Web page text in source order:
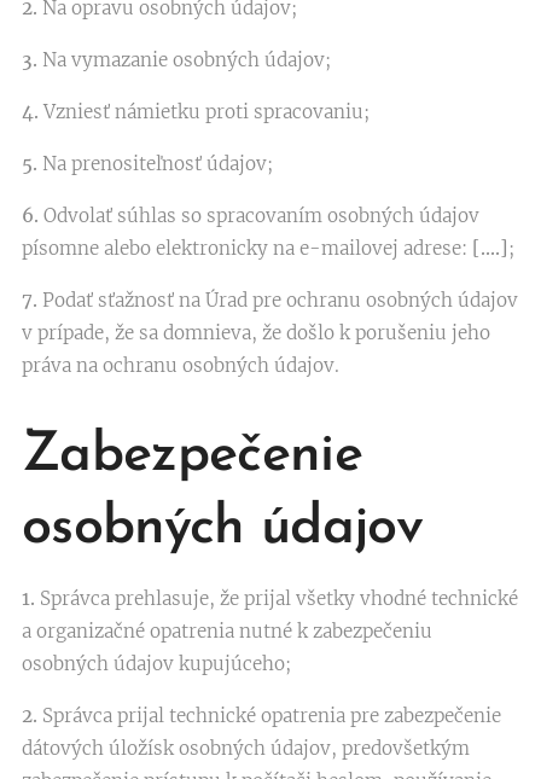
2. Na opravu osobných údajov;
3. Na vymazanie osobných údajov;
4.Vzniesť námietku proti spracovaniu;
5. Na prenositeľnosť údajov;
6. Odvolať súhlas so spracovaním osobných údajov
písomne alebo elektronicky na e-mailovej adrese: [….] ;
7. Podať sťažnosť na Úrad pre ochranu osobných údajov
v prípade, že sa domnieva, že došlo k porušeniu jeho
práva na ochranu osobných údajov.
Zabezpečenie
osobných údajov
1. Správca prehlasuje, že prijal všetky vhodné technické
a organizačné opatrenia nutné k zabezpečeniu
osobných údajov kupujúceho;
2. Správca prijal technické opatrenia pre zabezpečenie
dátových úložísk osobných údajov, predovšetkým